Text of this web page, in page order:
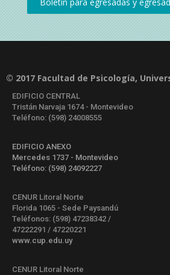
© 2017 Facultad de Psicología,
EDIFICIO CENTRAL
Tristán Narvaja 1674 - Montevideo
Teléfono: (598) 24008555
EDIFICIO ANEXO
Mercedes 1737 - Montevideo
Teléfono: (598) 24092227
CENUR Litoral Norte
Florida 1065 - Sede Paysandú
Teléfonos: (598) 47238342 /
47222291 / 47220221
www.cup.edu.uy
CENUR Litoral Norte